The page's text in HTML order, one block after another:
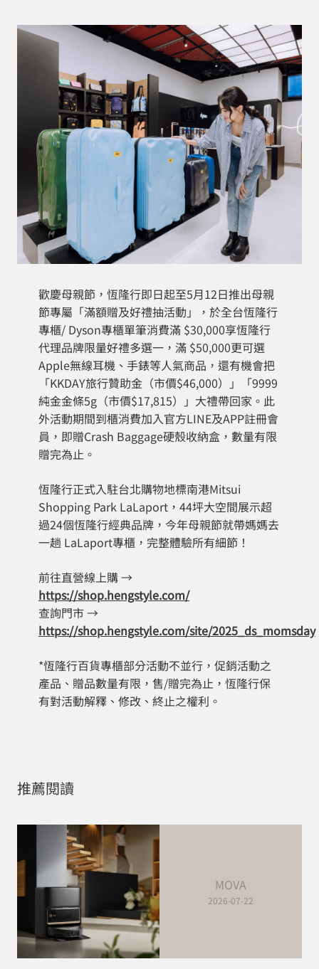
歡慶母親節，恆隆行即日起至5月12日推出母親
節專屬「滿額贈及好禮抽活動」，於全台恆隆行
專櫃/ Dyson專櫃單筆消費滿 $30,000享恆隆行
代理品牌限量好禮多選一，滿 $50,000更可選
Apple無線耳機、手錶等人氣商品，還有機會把
「KKDAY旅行贊助金（市價$46,000）」「9999
純金金條5g（市價$17,815）」大禮帶回家。此
外活動期間到櫃消費加入官方LINE及APP註冊會
員，即贈Crash Baggage硬殼收納盒，數量有限
贈完為止。
恆隆行正式入駐台北購物地標南港Mitsui
Shopping Park LaLaport，44坪大空間展示超
過24個恆隆行經典品牌，今年母親節就帶媽媽去
一趟 LaLaport專櫃，完整體驗所有細節！
前往直營線上購 →
https://shop.hengstyle.com/
查詢門市 →
https://shop.hengstyle.com/site/2025_ds_momsday
*恆隆行百貨專櫃部分活動不並行，促銷活動之
產品、贈品數量有限，售/贈完為止，恆隆行保
有對活動解釋、修改、終止之權利。
推薦閱讀
MOVA
2026-07-22